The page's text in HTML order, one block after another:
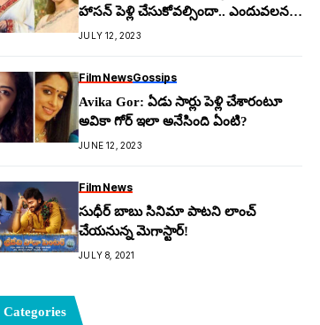
హాస‌న్ పెళ్లి చేసుకోవ‌ల్సిందా.. ఎందువ‌ల‌న
క్యాన్సిల్ అయింది..!
JULY 12, 2023
Film NewsGossips
Avika Gor: ఏడు సార్లు పెళ్లి చేశారంటూ
అవికా గోర్ ఇలా అనేసింది ఏంటి?
JUNE 12, 2023
Film News
సుధీర్ బాబు సినిమా పాటని లాంచ్
చేయనున్న మెగాస్టార్!
JULY 8, 2021
Categories